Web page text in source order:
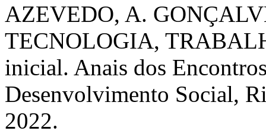
AZEVEDO, A.
TECNOLOGIA,
inicial. Anais dos
Desenvolvimento Social,
2022.